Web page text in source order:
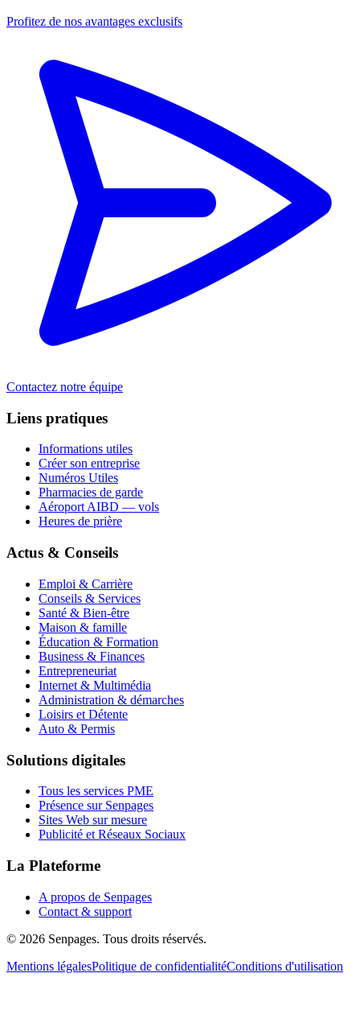
Profitez de nos avantages exclusifs
Contactez notre équipe
Liens pratiques
Informations utiles
Créer son entreprise
Numéros Utiles
Pharmacies de garde
Aéroport AIBD — vols
Heures de prière
Actus & Conseils
Emploi & Carrière
Conseils & Services
Santé & Bien-être
Maison & famille
Éducation & Formation
Business & Finances
Entrepreneuriat
Internet & Multimédia
Administration & démarches
Loisirs et Détente
Auto & Permis
Solutions digitales
Tous les services PME
Présence sur Senpages
Sites Web sur mesure
Publicité et Réseaux Sociaux
La Plateforme
A propos de Senpages
Contact & support
© 2026 Senpages. Tous droits réservés.
Mentions légalesPolitique de confidentialitéConditions d'utilisation